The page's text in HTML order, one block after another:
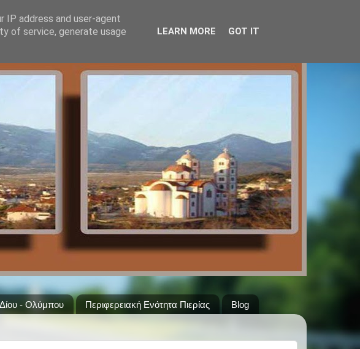
- Ολύμπου Περιφερειακή Ενότητα Πιερίας Blog
IP address and user-agent
of service, generate usage
LEARN MORE GOT IT